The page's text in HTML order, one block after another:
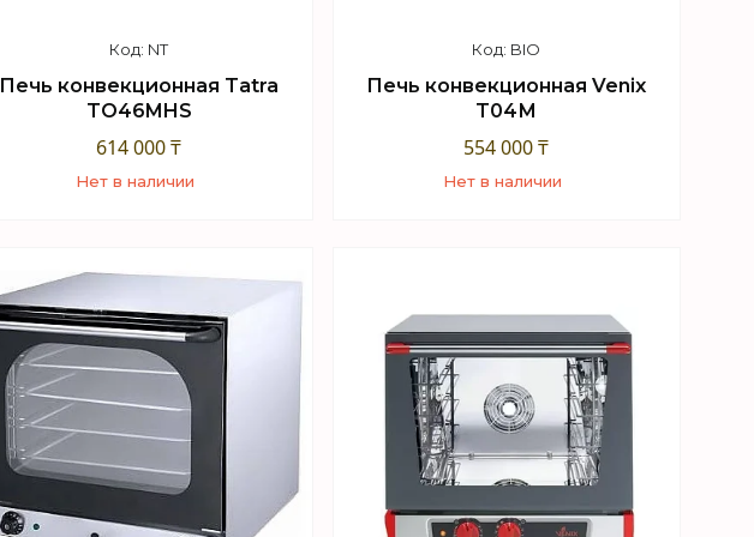
NT
Печь конвекционная Tatra
TO46MHS
614 000 ₸
Нет в наличии
Торговый отдел WhatsApp
BIO
Печь конвекционная Venix
T04М
554 000 ₸
Нет в наличии